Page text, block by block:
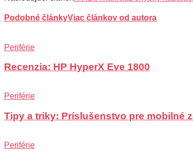
Podobné článkyViac článkov od autora
Periférie
Recenzia: HP HyperX Eve 1800
Periférie
Tipy a triky: Príslušenstvo pre mobilné
Periférie